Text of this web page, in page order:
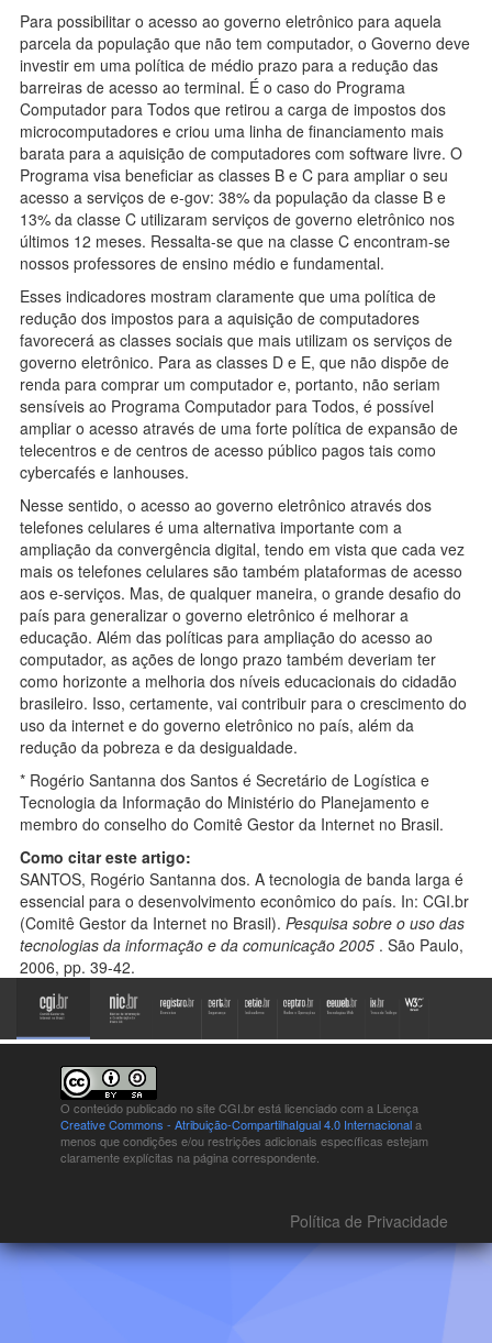
Para possibilitar o acesso ao governo eletrônico para aquela
parcela da população que não tem computador, o Governo deve
investir em uma política de médio prazo para a redução das
barreiras de acesso ao terminal. É o caso do Programa
Computador para Todos que retirou a carga de impostos dos
microcomputadores e criou uma linha de financiamento mais
barata para a aquisição de computadores com software livre. O
Programa visa beneficiar as classes B e C para ampliar o seu
acesso a serviços de e-gov: 38% da população da classe B e
13% da classe C utilizaram serviços de governo eletrônico nos
últimos 12 meses. Ressalta-se que na classe C encontram-se
nossos professores de ensino médio e fundamental.
Esses indicadores mostram claramente que uma política de
redução dos impostos para a aquisição de computadores
favorecerá as classes sociais que mais utilizam os serviços de
governo eletrônico. Para as classes D e E, que não dispõe de
renda para comprar um computador e, portanto, não seriam
sensíveis ao Programa Computador para Todos, é possível
ampliar o acesso através de uma forte política de expansão de
telecentros e de centros de acesso público pagos tais como
cybercafés e lanhouses.
Nesse sentido, o acesso ao governo eletrônico através dos
telefones celulares é uma alternativa importante com a
ampliação da convergência digital, tendo em vista que cada vez
mais os telefones celulares são também plataformas de acesso
aos e-serviços. Mas, de qualquer maneira, o grande desafio do
país para generalizar o governo eletrônico é melhorar a
educação. Além das políticas para ampliação do acesso ao
computador, as ações de longo prazo também deveriam ter
como horizonte a melhoria dos níveis educacionais do cidadão
brasileiro. Isso, certamente, vai contribuir para o crescimento do
uso da internet e do governo eletrônico no país, além da
redução da pobreza e da desigualdade.
* Rogério Santanna dos Santos é Secretário de Logística e
Tecnologia da Informação do Ministério do Planejamento e
membro do conselho do Comitê Gestor da Internet no Brasil.
Como citar este artigo:
SANTOS, Rogério Santanna dos. A tecnologia de banda larga é
essencial para o desenvolvimento econômico do país. In: CGI.br
(Comitê Gestor da Internet no Brasil). Pesquisa sobre o uso das
tecnologias da informação e da comunicação 2005 . São Paulo,
2006, pp. 39-42.
O conteúdo publicado no site CGI.br está licenciado com a Licença
Creative Commons - Atribuição-CompartilhaIgual 4.0 Internacionala
menos que condições e/ou restrições adicionais específicas estejam
claramente explícitas na página correspondente.
Política de Privacidade